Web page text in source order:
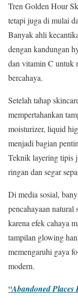
Tren Golden Hour
tetapi juga di mulai
Banyak ahli
dengan kandungan
dan vitamin C untuk
bercahaya.
Setelah tahap
mempertahankan
moisturizer, liquid
menjadi bagian
Teknik layering tipis
ringan dan segar
Di media sosial,
pencahayaan
karena efek cahaya
tampilan glowing
memengaruhi gaya
modern.
“Abandoned